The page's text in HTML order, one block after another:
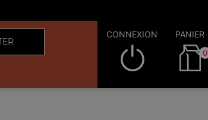
CONNEXION PANIER
0